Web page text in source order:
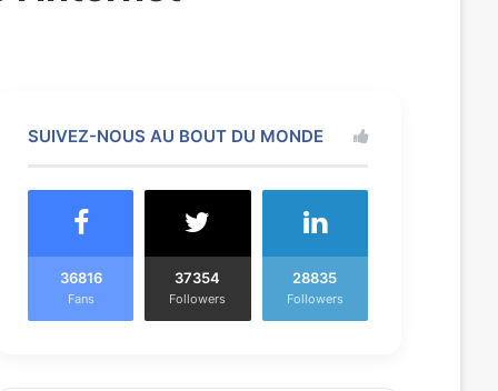
SUIVEZ-NOUS AU BOUT DU MONDE
36816
Fans
37354
Followers
28835
Followers